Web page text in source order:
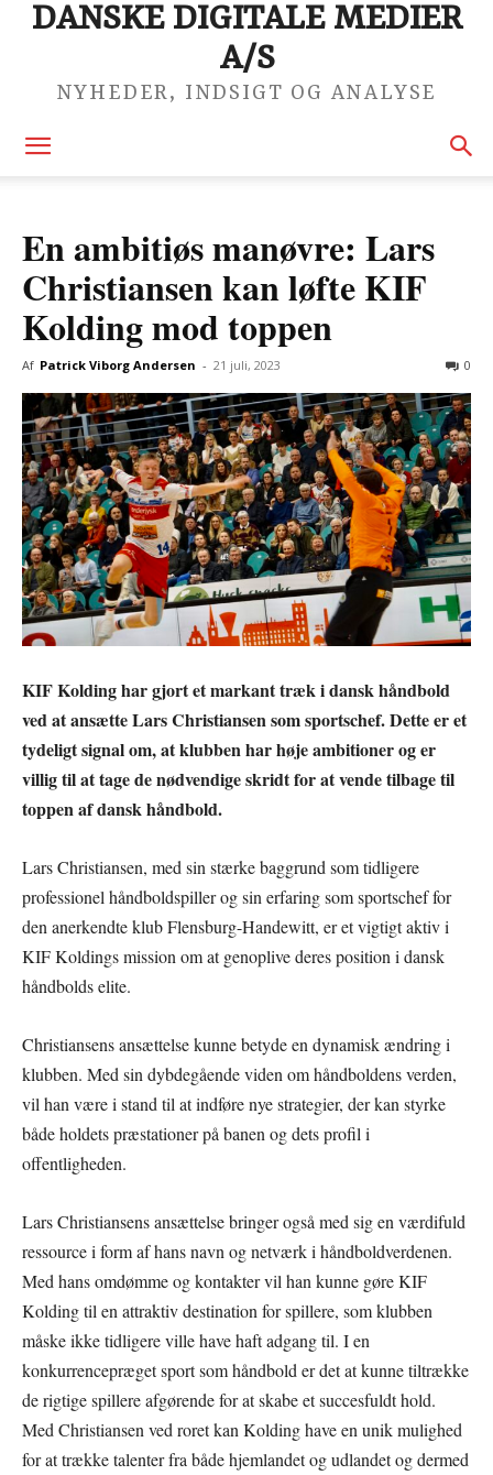
DANSKE DIGITALE MEDIER
A/S
NYHEDER, INDSIGT OG ANALYSE
En ambitiøs manøvre: Lars
Christiansen kan løfte KIF
Kolding mod toppen
Af Patrick Viborg Andersen - 21 juli, 2023 0
KIF Kolding har gjort et markant træk i dansk håndbold
ved at ansætte Lars Christiansen som sportschef. Dette er et
tydeligt signal om, at klubben har høje ambitioner og er
villig til at tage de nødvendige skridt for at vende tilbage til
toppen af dansk håndbold.
Lars Christiansen, med sin stærke baggrund som tidligere
professionel håndboldspiller og sin erfaring som sportschef for
den anerkendte klub Flensburg-Handewitt, er et vigtigt aktiv i
KIF Koldings mission om at genoplive deres position i dansk
håndbolds elite.
Christiansens ansættelse kunne betyde en dynamisk ændring i
klubben. Med sin dybdegående viden om håndboldens verden,
vil han være i stand til at indføre nye strategier, der kan styrke
både holdets præstationer på banen og dets profil i
offentligheden.
Lars Christiansens ansættelse bringer også med sig en værdifuld
ressource i form af hans navn og netværk i håndboldverdenen.
Med hans omdømme og kontakter vil han kunne gøre KIF
Kolding til en attraktiv destination for spillere, som klubben
måske ikke tidligere ville have haft adgang til. I en
konkurrencepræget sport som håndbold er det at kunne tiltrække
de rigtige spillere afgørende for at skabe et succesfuldt hold.
Med Christiansen ved roret kan Kolding have en unik mulighed
for at trække talenter fra både hjemlandet og udlandet og dermed